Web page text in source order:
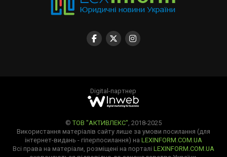
Digital-партнер
© ТОВ "АКТИВЛЕКС", 2018-2025
Використання матеріалів сайту лише за умови посилання (для
інтернет-видань - гіперпосилання) на LEXINFORM.COM.UA
Всі права на матеріали, розміщені на порталі LEXINFORM.COM.UA